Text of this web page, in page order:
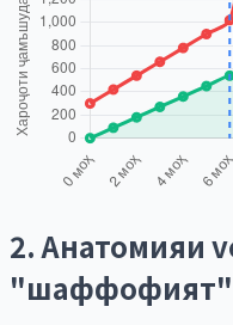
2. Анатомияи
"шаффофият"